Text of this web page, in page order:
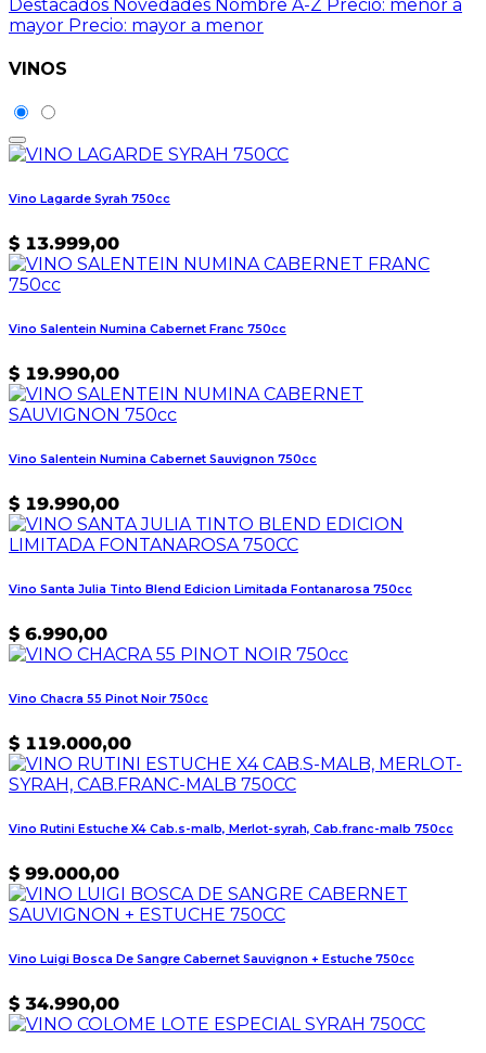
Destacados Novedades Nombre A-Z Precio: menor a
mayor Precio: mayor a menor
VINOS
Vino Lagarde Syrah 750cc
$ 13.999,00
Vino Salentein Numina Cabernet Franc 750cc
$ 19.990,00
Vino Salentein Numina Cabernet Sauvignon 750cc
$ 19.990,00
Vino Santa Julia Tinto Blend Edicion Limitada Fontanarosa 750cc
$ 6.990,00
Vino Chacra 55 Pinot Noir 750cc
$ 119.000,00
Vino Rutini Estuche X4 Cab.s-malb, Merlot-syrah, Cab.franc-malb 750cc
$ 99.000,00
Vino Luigi Bosca De Sangre Cabernet Sauvignon + Estuche 750cc
$ 34.990,00